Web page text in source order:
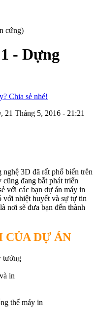
cứng)
- Dựng
Chia sẻ nhé!
21 Tháng 5, 2016 - 21:21
3D đã rất phổ biến trên
đang bắt phát triển
với các bạn dự án máy in
với nhiệt huyết và sự tự tin
nơi sẽ đưa bạn đến thành
CỦA DỰ ÁN
tưởng
in
thể máy in